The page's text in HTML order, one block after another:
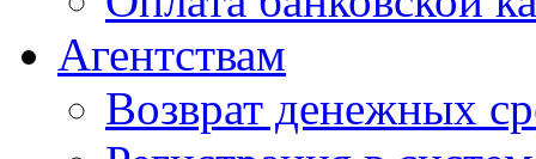
Агентствам
Возврат денежных